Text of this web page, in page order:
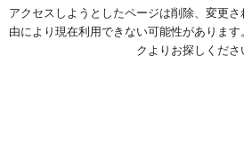
アクセスしようとしたページは削除、変更
由により現在利用できない可能性がありま
クよりお探しくださ